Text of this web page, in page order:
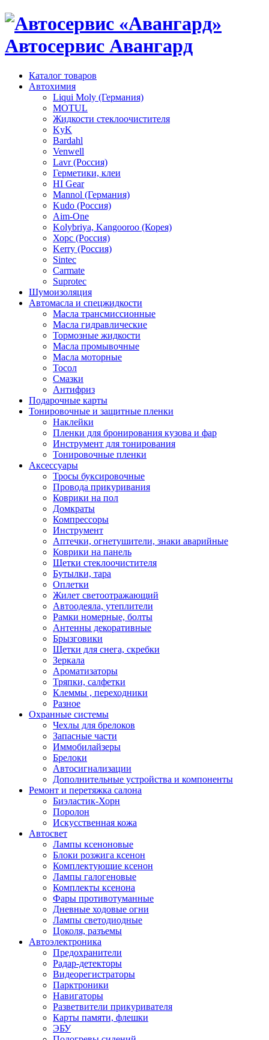
Автосервис Авангард
Каталог товаров
Автохимия
Liqui Moly (Германия)
MOTUL
Жидкости стеклоочистителя
KyK
Bardahl
Venwell
Lavr (Россия)
Герметики, клеи
HI Gear
Mannol (Германия)
Kudo (Россия)
Aim-One
Kolybriya, Kangooroo (Корея)
Хорс (Россия)
Kerry (Россия)
Sintec
Carmate
Suprotec
Шумоизоляция
Автомасла и спецжидкости
Масла трансмиссионные
Масла гидравлические
Тормозные жидкости
Масла промывочные
Масла моторные
Тосол
Смазки
Антифриз
Подарочные карты
Тонировочные и защитные пленки
Наклейки
Пленки для бронирования кузова и фар
Инструмент для тонирования
Тонировочные пленки
Аксессуары
Тросы буксировочные
Провода прикуривания
Коврики на пол
Домкраты
Компрессоры
Инструмент
Аптечки, огнетушители, знаки аварийные
Коврики на панель
Щетки стеклоочистителя
Бутылки, тара
Оплетки
Жилет светоотражающий
Автоодеяла, утеплители
Рамки номерные, болты
Антенны декоративные
Брызговики
Щетки для снега, скребки
Зеркала
Ароматизаторы
Тряпки, салфетки
Клеммы , переходники
Разное
Охранные системы
Чехлы для брелоков
Запасные части
Иммобилайзеры
Брелоки
Автосигнализации
Дополнительные устройства и компоненты
Ремонт и перетяжка салона
Биэластик-Хорн
Поролон
Искусственная кожа
Автосвет
Лампы ксеноновые
Блоки розжига ксенон
Комплектующие ксенон
Лампы галогеновые
Комплекты ксенона
Фары противотуманные
Дневные ходовые огни
Лампы светодиодные
Цоколя, разъемы
Автоэлектроника
Предохранители
Радар-детекторы
Видеорегистраторы
Парктроники
Навигаторы
Разветвители прикуривателя
Карты памяти, флешки
ЭБУ